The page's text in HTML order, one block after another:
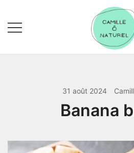
content
31 août 2024
Banana